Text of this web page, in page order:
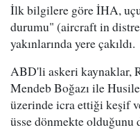
İlk bilgilere göre İHA,
durumu" (aircraft in
yakınlarında yere çakıldı.
ABD'li askeri kaynaklar,
Mendeb Boğazı ile
üzerinde icra ettiği keşif
üsse dönmekte olduğunu